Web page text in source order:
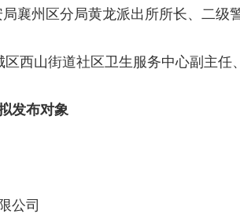
襄州区分局黄龙派出所所长、二级
区西山街道社区卫生服务中心副主
发布对象
公司